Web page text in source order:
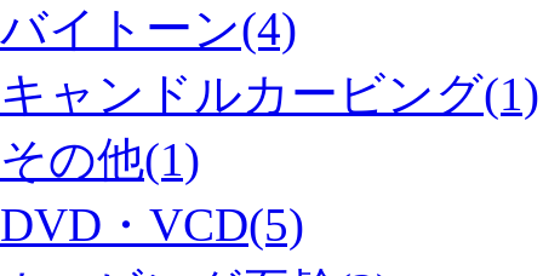
バイトーン(4)
キャンドルカービング(1)
その他(1)
DVD・VCD(5)